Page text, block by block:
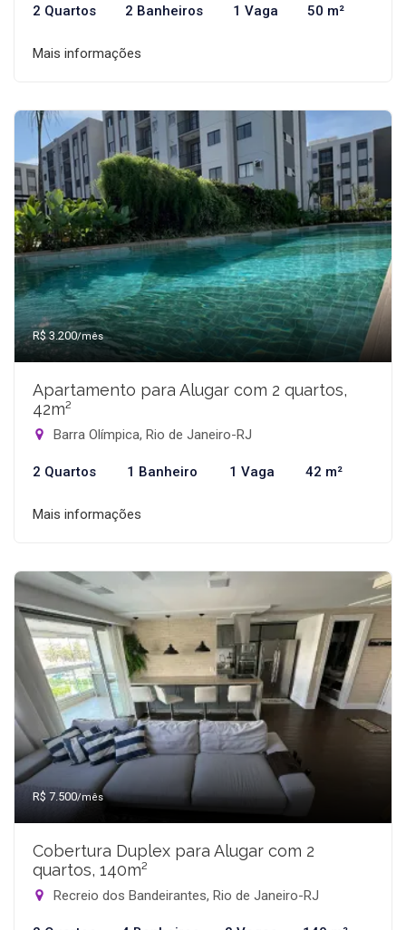
2 Quartos 2 Banheiros 1 Vaga 50 m²
Mais informações
R$ 3.200/mês
Apartamento para Alugar com 2 quartos,
42m²
Barra Olímpica, Rio de Janeiro-RJ
2 Quartos 1 Banheiro 1 Vaga 42 m²
Mais informações
R$ 7.500/mês
Cobertura Duplex para Alugar com 2
quartos, 140m²
Recreio dos Bandeirantes, Rio de Janeiro-RJ